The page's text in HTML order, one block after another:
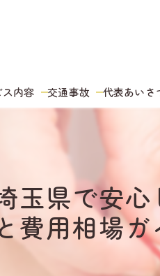
内容 交通事故 代表あいさ
玉県で安心
費用相場ガ